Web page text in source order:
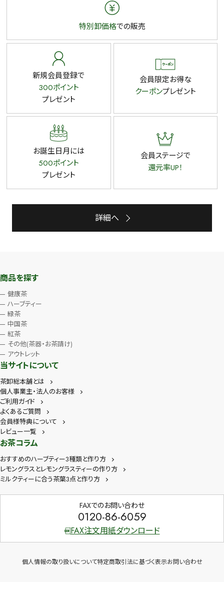
特別卸価格での販売
新規会員登録で
300ポイント
プレゼント
会員限定お得な
クーポンプレゼント
お誕生日月には
500ポイント
プレゼント
会員ステージで
還元率UP！
詳細へ
商品を探す
健康茶
ハーブティー
緑茶
中国茶
紅茶
その他(茶器・お茶請け)
アウトレット
当サイトについて
茶卸総本舗とは
個人事業主・法人のお客様
ご利用ガイド
よくあるご質問
会員様特典について
レビュー一覧
お茶コラム
おすすめのハーブティー3種類と作り方
レモングラスとレモングラスティーの作り方
ミルクティーに合う茶葉3点と作り方
FAXでのお問い合わせ
0120-86-6059
FAX注文用紙ダウンロード
個人情報の取り扱いについて特定商取引法に基づく表示お問い合わせ